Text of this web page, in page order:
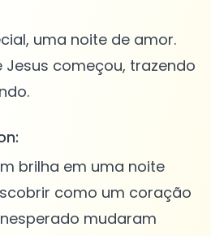
uma noite de amor.
Jesus começou, trazendo
brilha em uma noite
como um coração
mudaram